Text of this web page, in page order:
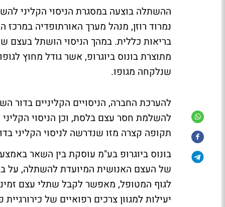
ההשתלה בוצעה במסגרת הניסוי הקליני
נמרוד רוזן, מנהל מערך האורתופדיה
בריאות כללית. במהך הניסוי הושתל
מתוצרת בונוס ביוגרופ, אשר גודל מחוץ
שנלקחה מגופו.
להערכת החברה, הניסויים הקליניים בדור
להשלמת חסר עצם בלסת, וכן הניסוי
תקופה קצרה מזו שנדרשה לניסוי הקליני
בונוס ביוגרופ בע"מ עוסקת בין השאר
של העצם האנושית המיועדת להשתלה, על
לגוף המטופל, מאפשר לקבל שתלי עצם
יעילות למגוון צרכים רפואיים של כירורגיית